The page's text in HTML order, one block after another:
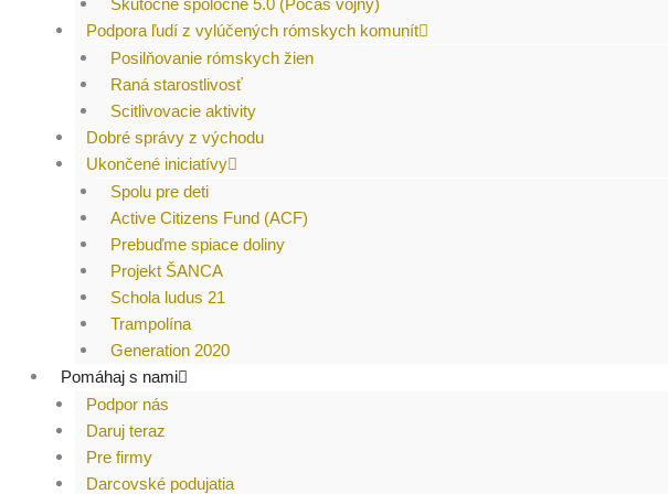
Skutočne spoločne 5.0 (Počas vojny)
Podpora ľudí z vylúčených rómskych komunít
Posilňovanie rómskych žien
Raná starostlivosť
Scitlivovacie aktivity
Dobré správy z východu
Ukončené iniciatívy
Spolu pre deti
Active Citizens Fund (ACF)
Prebuďme spiace doliny
Projekt ŠANCA
Schola ludus 21
Trampolína
Generation 2020
Pomáhaj s nami
Podpor nás
Daruj teraz
Pre firmy
Darcovské podujatia